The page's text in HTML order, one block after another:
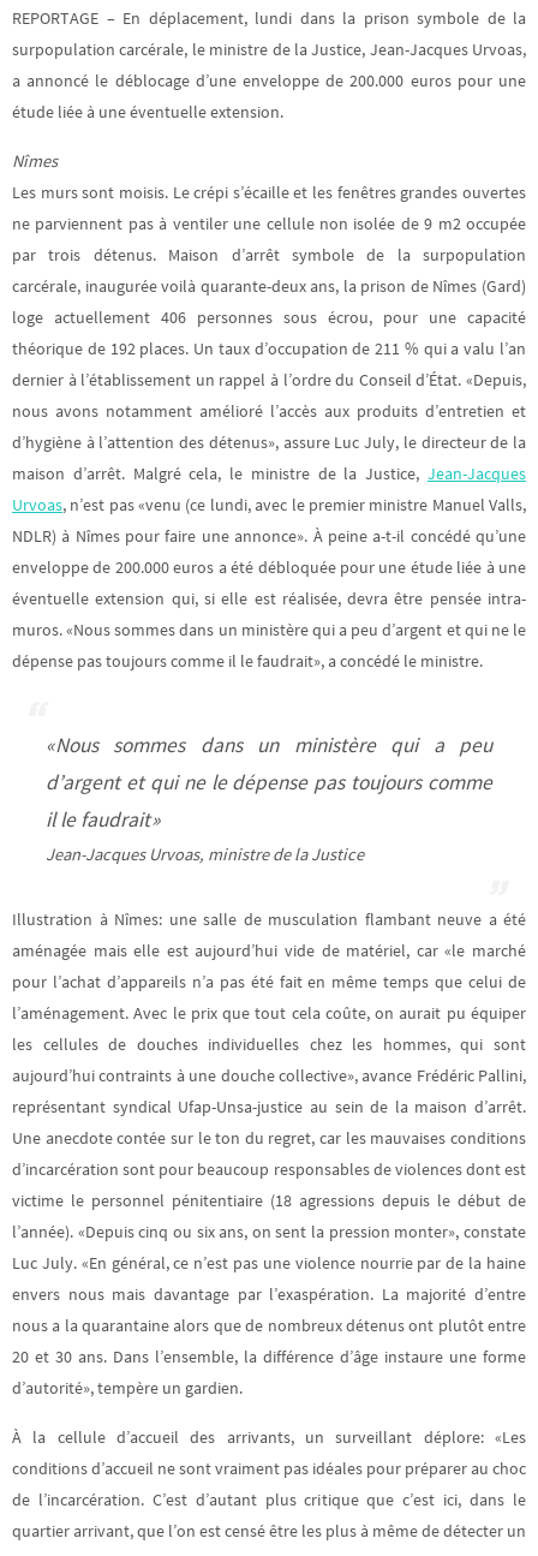
REPORTAGE – En déplacement, lundi dans la prison symbole de la
surpopulation carcérale, le ministre de la Justice, Jean-Jacques Urvoas,
a annoncé le déblocage d’une enveloppe de 200.000 euros pour une
étude liée à une éventuelle extension.
Nîmes
Les murs sont moisis. Le crépi s’écaille et les fenêtres grandes ouvertes
ne parviennent pas à ventiler une cellule non isolée de 9 m2 occupée
par trois détenus. Maison d’arrêt symbole de la surpopulation
carcérale, inaugurée voilà quarante-deux ans, la prison de Nîmes (Gard)
loge actuellement 406 personnes sous écrou, pour une capacité
théorique de 192 places. Un taux d’occupation de 211 % qui a valu l’an
dernier à l’établissement un rappel à l’ordre du Conseil d’État. «Depuis,
nous avons notamment amélioré l’accès aux produits d’entretien et
d’hygiène à l’attention des détenus», assure Luc July, le directeur de la
maison d’arrêt. Malgré cela, le ministre de la Justice, Jean-Jacques
Urvoas, n’est pas «venu (ce lundi, avec le premier ministre Manuel Valls,
NDLR) à Nîmes pour faire une annonce». À peine a-t-il concédé qu’une
enveloppe de 200.000 euros a été débloquée pour une étude liée à une
éventuelle extension qui, si elle est réalisée, devra être pensée intra-
muros. «Nous sommes dans un ministère qui a peu d’argent et qui ne le
dépense pas toujours comme il le faudrait», a concédé le ministre.
« Nous sommes dans un ministère qui a peu
d’argent et qui ne le dépense pas toujours comme
il le faudrait »
Jean-Jacques Urvoas, ministre de la Justice
Illustration à Nîmes: une salle de musculation flambant neuve a été
aménagée mais elle est aujourd’hui vide de matériel, car «le marché
pour l’achat d’appareils n’a pas été fait en même temps que celui de
l’aménagement. Avec le prix que tout cela coûte, on aurait pu équiper
les cellules de douches individuelles chez les hommes, qui sont
aujourd’hui contraints à une douche collective», avance Frédéric Pallini,
représentant syndical Ufap-Unsa-justice au sein de la maison d’arrêt.
Une anecdote contée sur le ton du regret, car les mauvaises conditions
d’incarcération sont pour beaucoup responsables de violences dont est
victime le personnel pénitentiaire (18 agressions depuis le début de
l’année). «Depuis cinq ou six ans, on sent la pression monter», constate
Luc July. «En général, ce n’est pas une violence nourrie par de la haine
envers nous mais davantage par l’exaspération. La majorité d’entre
nous a la quarantaine alors que de nombreux détenus ont plutôt entre
20 et 30 ans. Dans l’ensemble, la différence d’âge instaure une forme
d’autorité», tempère un gardien.
À la cellule d’accueil des arrivants, un surveillant déplore: «Les
conditions d’accueil ne sont vraiment pas idéales pour préparer au choc
de l’incarcération. C’est d’autant plus critique que c’est ici, dans le
quartier arrivant, que l’on est censé être les plus à même de détecter un